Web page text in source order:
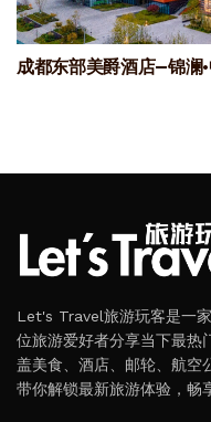
成都东部美爵酒店—锦澜
Let's Travel旅游玩客是一
位旅游爱好者分享当下最热
盖美食、酒店、邮轮、航空
带你解锁最新旅游体验，畅